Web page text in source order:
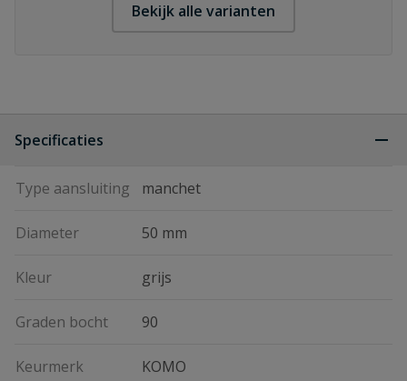
Bekijk alle varianten
Specificaties
Type aansluiting manchet
Diameter 50 mm
Kleur grijs
Graden bocht 90
Keurmerk KOMO